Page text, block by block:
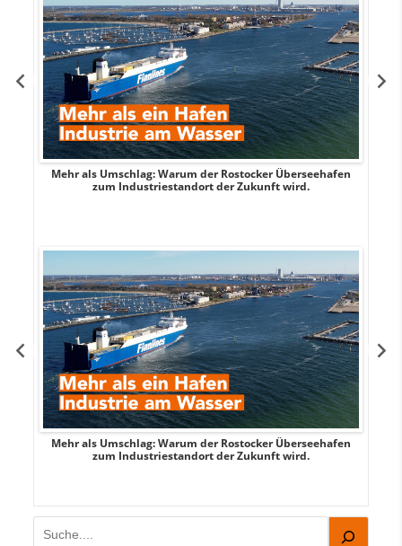
Mehr als Umschlag: Warum der Rostocker Überseehafen
zum Industriestandort der Zukunft wird.
Mehr als Umschlag: Warum der Rostocker Überseehafen
zum Industriestandort der Zukunft wird.
Suchen